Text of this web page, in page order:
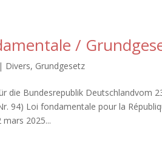
/
| Divers, Grundgesetz
die Bundesrepublik Deutschlandvom
94) Loi fondamentale pour la
2025...